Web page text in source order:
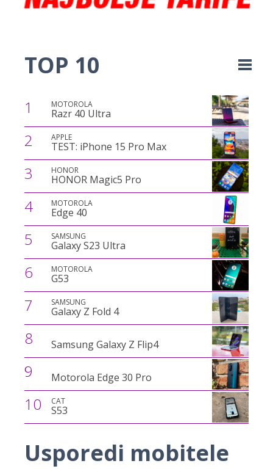
TOP 10
1 MOTOROLA
Razr 40 Ultra
2 APPLE
TEST: iPhone 15 Pro Max
3 HONOR
HONOR Magic5 Pro
4 MOTOROLA
Edge 40
5 SAMSUNG
Galaxy S23 Ultra
6 MOTOROLA
G53
7 SAMSUNG
Galaxy Z Fold 4
8 Samsung Galaxy Z Flip4
9 Motorola Edge 30 Pro
10 CAT
S53
Usporedi mobitele